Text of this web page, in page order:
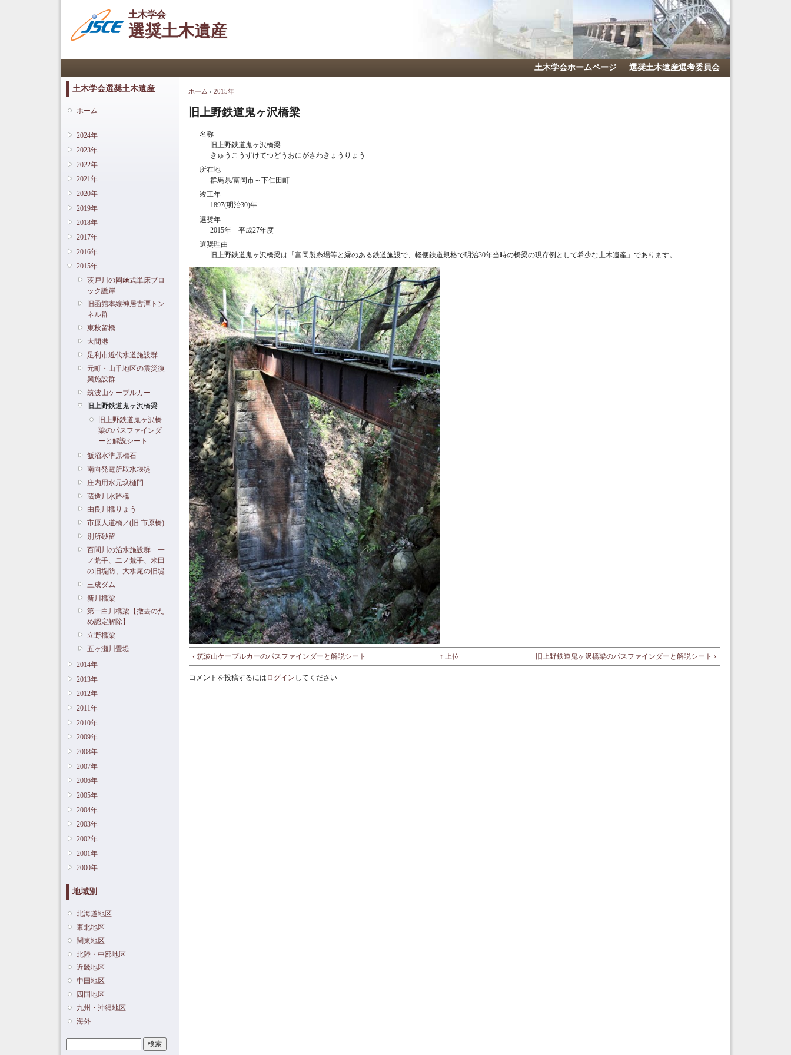
土木学会
選奨土木遺産
土木学会ホームページ 選奨土木遺産選考委員会
土木学会選奨土木遺産
ホーム
2024年
2023年
2022年
2021年
2020年
2019年
2018年
2017年
2016年
2015年
茨戸川の岡﨑式単床ブロ
ック護岸
旧函館本線神居古潭トン
ネル群
東秋留橋
大間港
足利市近代水道施設群
元町・山手地区の震災復
興施設群
筑波山ケーブルカー
旧上野鉄道鬼ヶ沢橋梁
旧上野鉄道鬼ヶ沢橋
梁のパスファインダ
ーと解説シート
飯沼水準原標石
南向発電所取水堰堤
庄内用水元圦樋門
蔵造川水路橋
由良川橋りょう
市原人道橋／(旧 市原橋)
別所砂留
百間川の治水施設群－一
ノ荒手、二ノ荒手、米田
の旧堤防、大水尾の旧堤
三成ダム
新川橋梁
第一白川橋梁【撤去のた
め認定解除】
立野橋梁
五ヶ瀬川畳堤
2014年
2013年
2012年
2011年
2010年
2009年
2008年
2007年
2006年
2005年
2004年
2003年
2002年
2001年
2000年
地域別
北海道地区
東北地区
関東地区
北陸・中部地区
近畿地区
中国地区
四国地区
九州・沖縄地区
海外
現在地
ホーム › 2015年
旧上野鉄道鬼ヶ沢橋梁
名称
旧上野鉄道鬼ヶ沢橋梁
きゅうこうずけてつどうおにがさわきょうりょう
所在地
群馬県/富岡市～下仁田町
竣工年
1897(明治30)年
選奨年
2015年 平成27年度
選奨理由
旧上野鉄道鬼ヶ沢橋梁は「富岡製糸場等と縁のある鉄道施設で、軽便鉄道規格で明治30年当時の橋梁の現存例として希少な土木遺産」であります。
‹ 筑波山ケーブルカーのパスファインダーと解説シート ↑ 上位 旧上野鉄道鬼ヶ沢橋梁のパスファインダーと解説シート ›
コメントを投稿するには ログイン してください